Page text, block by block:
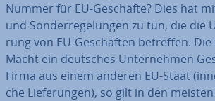
Nummer für EU-Geschäfte? Dies hat
und Son­der­re­ge­lun­gen zu tun, die die
rung von EU-Ge­schäf­ten betreffen.
Macht ein deutsches Un­ter­neh­men
Firma aus einem anderen EU-Staat
che Lie­fe­run­gen), so gilt in den